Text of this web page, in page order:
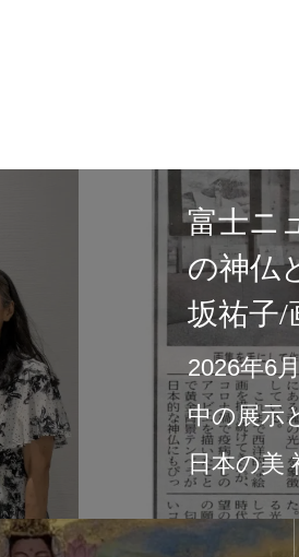
２１日掲載！【日本
】テンペラ画家匂
記念展
富士ニュースに、現在開催
『Sacred Light of Japan ―
の…